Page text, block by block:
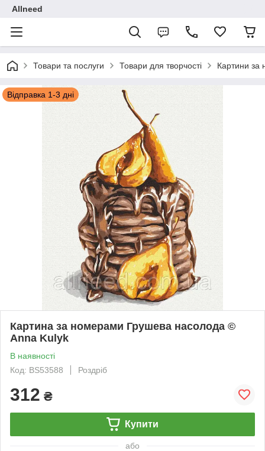
Allneed
Товари та послуги Товари для творчості Картини за
Відправка 1-3 дні
Картина за номерами Грушева насолода ©
Anna Kulyk
В наявності
Код: BS53588
Роздріб
312 ₴
Купити
або